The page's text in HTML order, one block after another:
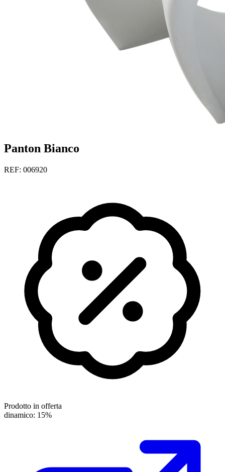
Panton Bianco
REF: 006920
Prodotto in offerta
dinamico: 15%